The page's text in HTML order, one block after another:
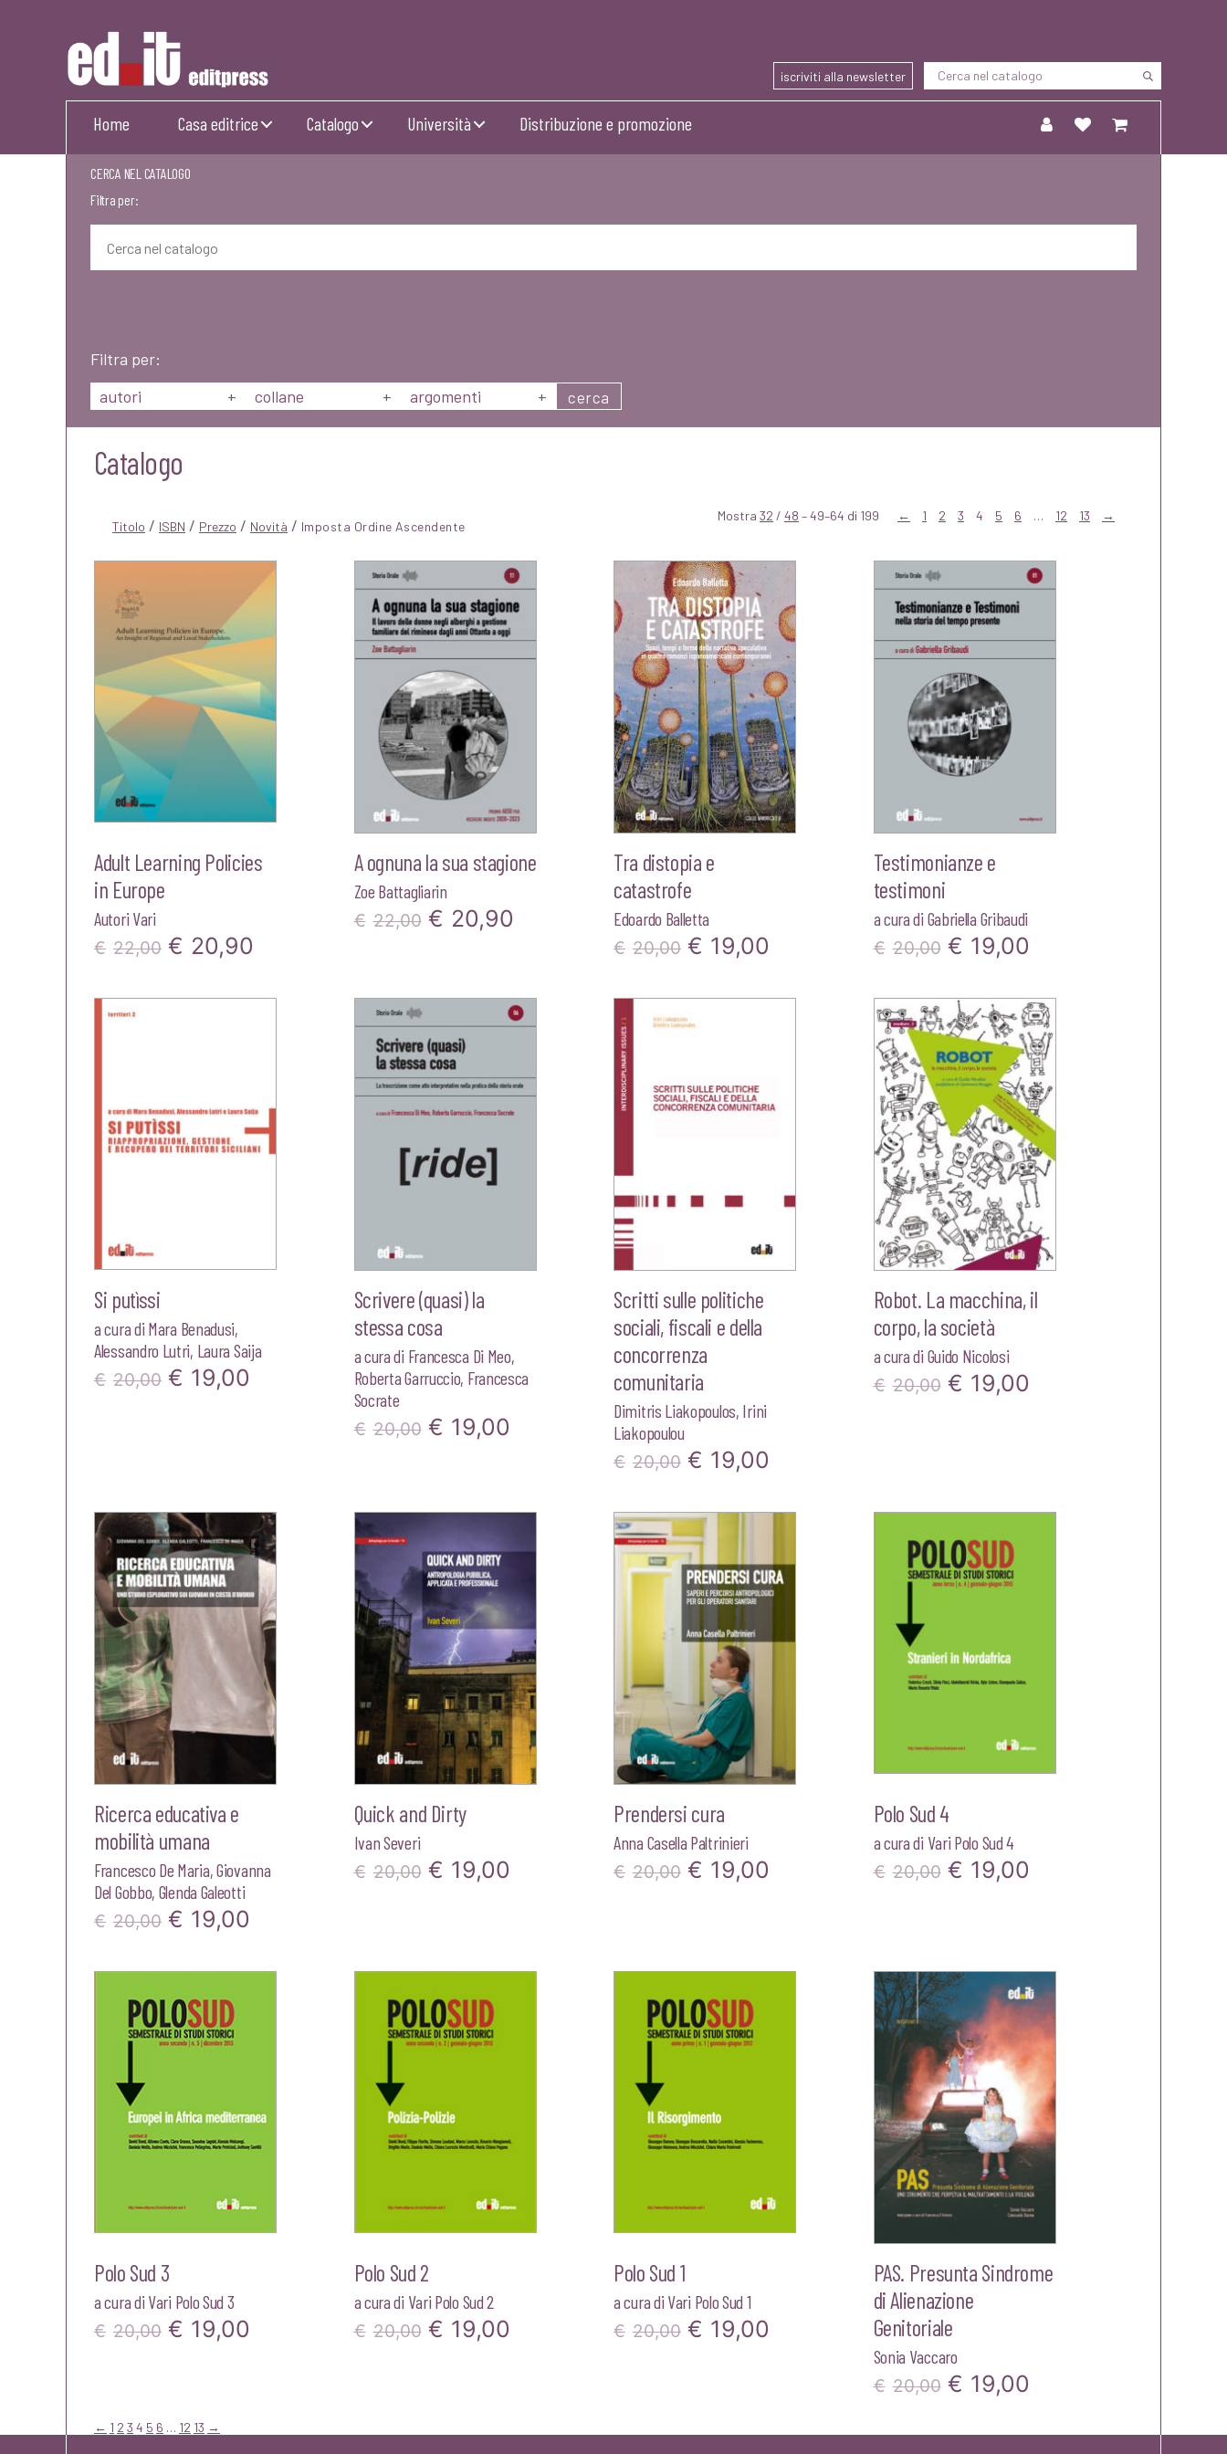
Editpress
iscriviti alla newsletter
Home Casa editrice Catalogo Università Distribuzione e promozione
CERCA NEL CATALOGO
Filtra per:
Filtra per:
autori
+ collane + argomenti + cerca
Catalogo
Titolo / ISBN / Prezzo / Novità / Mostra 32 / 48 – 49–64 di 199 ← 1 2 3 4 5 6 … 12 13 →
Adult Learning Policies
in Europe
Autori Vari
€ 22,00 Il
€ 20,90
A ognuna la sua stagione
Zoe Battagliarin
€ 22,00 Il
era:
€22,00.
€ 20,90
è:
Tra distopia e
catastrofe
Edoardo Balletta
€ 20,00 Il
originale
€20,00.
€ 19,00
Testimonianze e
testimoni
a cura di Gabriella Gribaudi
€ 20,00 Il
originale
era:
€20,00.
€ 19,00
attuale
è:
€19,00.
Si putìssi
a cura di Mara Benadusi,
Alessandro Lutri, Laura Saija
€ 20,00 Il
€20,00.
€ 19,00
€19,00.
Scrivere (quasi) la
stessa cosa
a cura di Francesca Di Meo,
Roberta Garruccio, Francesca
Socrate
€ 20,00 Il
era:
€20,00.
€ 19,00
€19,00.
Scritti sulle politiche
sociali, fiscali e della
concorrenza
comunitaria
Dimitris Liakopoulos, Irini
Liakopoulou
€ 20,00 Il
originale
era:
€20,00.
€ 19,00
è:
€19,00.
Robot. La macchina, il
corpo, la società
a cura di Guido Nicolosi
€ 20,00 Il
€20,00.
€ 19,00
€19,00.
Ricerca educativa e
mobilità umana
Francesco De Maria,Giovanna
Del Gobbo, Glenda Galeotti
€ 20,00 Il
era:
€20,00.
€ 19,00
Quick and Dirty
Ivan Severi
€ 20,00 Il
era:
€20,00.
€ 19,00
è:
Prendersi cura
Anna Casella Paltrinieri
€ 20,00 Il
era:
€20,00.
€ 19,00
è:
Polo Sud 4
a cura di Vari Polo Sud 4
€ 20,00 Il
era:
€20,00.
€ 19,00
è:
€19,00.
Polo Sud 3
a cura di Vari Polo Sud 3
€ 20,00 Il
era:
€ 19,00
è:
Polo Sud 2
a cura di Vari Polo Sud 2
€ 20,00 Il
era:
€ 19,00
è:
Polo Sud 1
a cura di Vari Polo Sud 1
€ 20,00 Il
era:
€ 19,00
è:
PAS. Presunta Sindrome
di Alienazione
Genitoriale
Sonia Vaccaro
€ 20,00 Il
€ 19,00
← 1 2 3 4 5 6 … 12 13 →